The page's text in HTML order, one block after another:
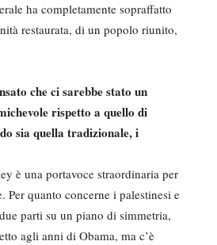
ha completamente sopraffatto
restaurata, di un popolo riunito,
che ci sarebbe stato un
rispetto a quello di
sia quella tradizionale, i
è una portavoce straordinaria per
quanto concerne i palestinesi e
parti su un piano di simmetria,
agli anni di Obama, ma c’è